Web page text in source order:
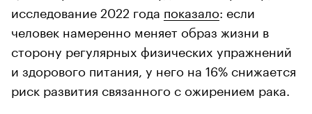
исследование 2022 года показало: если
человек намеренно меняет образ жизни в
сторону регулярных физических упражнений
и здорового питания, у него на 16% снижается
риск развития связанного с ожирением рака.